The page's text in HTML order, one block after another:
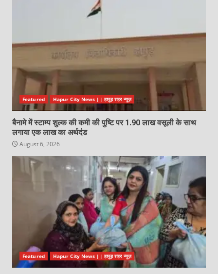
Featured Hapur City News || हापुड़ शहर न्यूज़
बैनामे में स्टाम्प शुल्क की कमी की पुष्टि पर 1.90 लाख वसूली के साथ
लगाया एक लाख का अर्थदंड
August 6, 2026
Featured Hapur City News || हापुड़ शहर न्यूज़